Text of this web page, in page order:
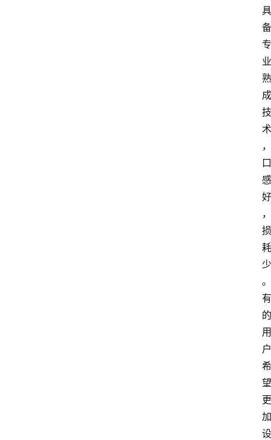
具
备
专
业
熟
成
技
术
，
口
感
好
，
损
耗
少
。
有
的
用
户
希
望
更
加
设